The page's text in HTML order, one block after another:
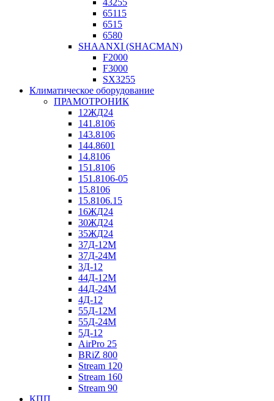
43255
65115
6515
6580
SHAANXI (SHACMAN)
F2000
F3000
SX3255
Климатическое оборудование
ПРАМОТРОНИК
12ЖД24
141.8106
143.8106
144.8601
14.8106
151.8106
151.8106-05
15.8106
15.8106.15
16ЖД24
30ЖД24
35ЖД24
37Д-12М
37Д-24М
3Д-12
44Д-12М
44Д-24М
4Д-12
55Д-12М
55Д-24М
5Д-12
AirPro 25
BRiZ 800
Stream 120
Stream 160
Stream 90